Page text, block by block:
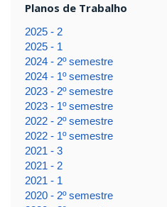
Planos de Trabalho
2025 - 2
2025 - 1
2024 - 2º semestre
2024 - 1º semestre
2023 - 2º semestre
2023 - 1º semestre
2022 - 2º semestre
2022 - 1º semestre
2021 - 3
2021 - 2
2021 - 1
2020 - 2º semestre